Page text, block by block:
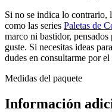
Si no se indica lo contrario,
como las series Paletas de
marco ni bastidor,
guste. Si necesitas ideas
dudes en consultarme por el
Medidas del paquete
Información